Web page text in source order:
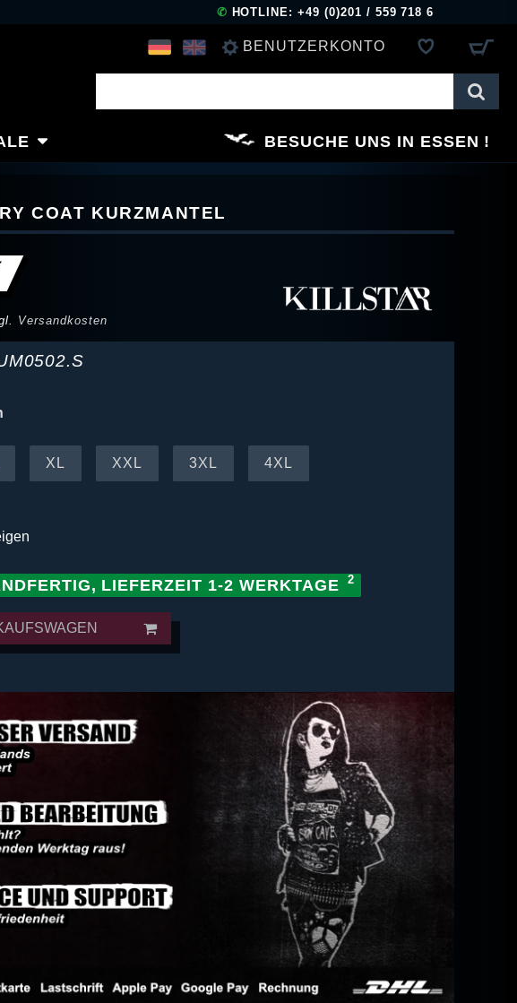
✆ HOTLINE: +49 (0)201 / 559 718 6
BENUTZERKONTO
REGISTRIEREN
BESUCHE UNS IN ESSEN
COAT KURZMANTEL
Versandkosten
XL XXL 3XL 4XL
LIEFERZEIT 1-2 WERKTAGE